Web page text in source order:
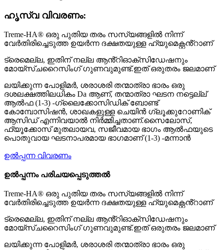
ഹൃസ്വ വിവരണം:
Treme-HA® ഒരു പുതിയ തരം സസ്യങ്ങളിൽ നിന്ന്
വേർതിരിച്ചെടുത്ത ഉയർന്ന ദക്ഷതയുള്ള ഹ്യുമെക്റ്റൻ്റാണ്
ട്രെമെല്ല, ഇതിന് നല്ല ആൻ്റിഓക്‌സിഡേഷനും
മോയ്സ്ചറൈസിംഗ് ഗുണവുമുണ്ട്.ഇത് ഒരുതരം ജലമാണ്
ലയിക്കുന്ന പോളിമർ, ശരാശരി തന്മാത്രാ ഭാരം ഒരു
ദശലക്ഷത്തിലധികം Da ആണ്, തന്മാത്രാ ഘടന നട്ടെല്ല്
ആൽഫ (1-3) -ഗ്ലൈക്കോസിഡിക് ബോണ്ട്
കോമ്പോസിഷൻ, ശാഖകളുള്ള ചെയിൻ ഗ്ലൂക്കുറോണിക്
ആസിഡ് എന്നിവയാൽ നിർമ്മിച്ചതാണ്.സൈലോസ്,
ഫ്യൂക്കോസ് മുതലായവ, സജീവമായ ഭാഗം ആൽഫയുടെ
പൊതുവായ ഘടനാപരമായ ഭാഗമാണ് (1-3) -മന്നാൻ
ഉൽപ്പന്ന വിവരണം
ഉൽപ്പന്നം പരിചയപ്പെടുത്തൽ
Treme-HA® ഒരു പുതിയ തരം സസ്യങ്ങളിൽ നിന്ന്
വേർതിരിച്ചെടുത്ത ഉയർന്ന ദക്ഷതയുള്ള ഹ്യുമെക്റ്റൻ്റാണ്
ട്രെമെല്ല, ഇതിന് നല്ല ആൻ്റിഓക്‌സിഡേഷനും
മോയ്സ്ചറൈസിംഗ് ഗുണവുമുണ്ട്.ഇത് ഒരുതരം ജലമാണ്
ലയിക്കുന്ന പോളിമർ, ശരാശരി തന്മാത്രാ ഭാരം ഒരു